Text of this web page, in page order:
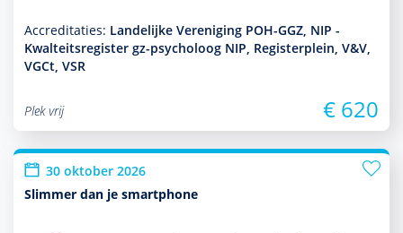
Accreditaties: Landelijke Vereniging POH-GGZ, NIP -
Kwalteitsregister gz-psycholoog NIP, Registerplein, V&V,
VGCt, VSR
Plek vrij € 620
30 oktober 2026
Slimmer dan je smartphone